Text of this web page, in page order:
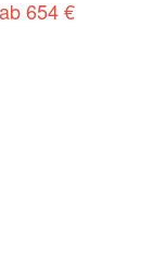
ab 654 €